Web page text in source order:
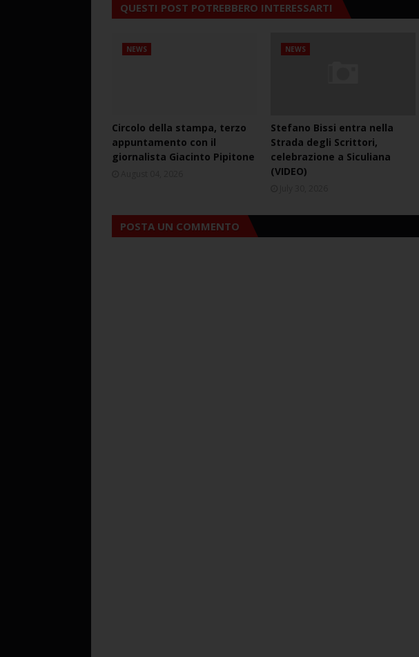
QUESTI POST POTREBBERO INTERESSARTI
NEWS
Circolo della stampa, terzo
appuntamento con il
giornalista Giacinto Pipitone
NEWS
Stefano Bissi entra nella
Strada degli Scrittori,
celebrazione a Siculiana
(VIDEO)
POSTA UN COMMENTO